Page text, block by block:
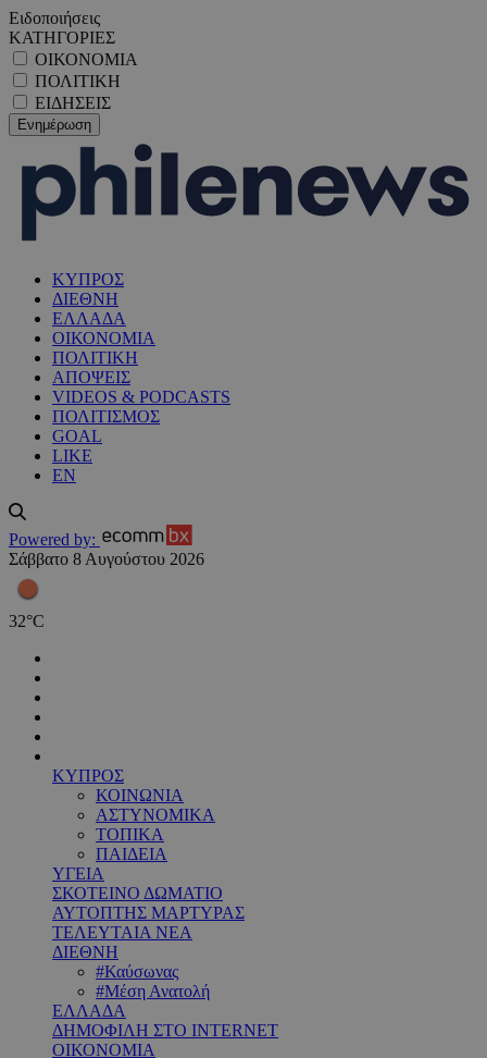
Ειδοποιήσεις
ΚΑΤΗΓΟΡΙΕΣ
ΟΙΚΟΝΟΜΙΑ
ΠΟΛΙΤΙΚΗ
ΕΙΔΗΣΕΙΣ
ΚΥΠΡΟΣ
ΔΙΕΘΝΗ
ΕΛΛΑΔΑ
ΟΙΚΟΝΟΜΙΑ
ΠΟΛΙΤΙΚΗ
ΑΠΟΨΕΙΣ
VIDEOS & PODCASTS
ΠΟΛΙΤΙΣΜΟΣ
GOAL
LIKE
EN
Powered by:
Σάββατο 8 Αυγούστου 2026
32°C
ΚΥΠΡΟΣ
ΚΟΙΝΩΝΙΑ
ΑΣΤΥΝΟΜΙΚΑ
ΤΟΠΙΚΑ
ΠΑΙΔΕΙΑ
ΥΓΕΙΑ
ΣΚΟΤΕΙΝΟ ΔΩΜΑΤΙΟ
ΑΥΤΟΠΤΗΣ ΜΑΡΤΥΡΑΣ
ΤΕΛΕΥΤΑΙΑ ΝΕΑ
ΔΙΕΘΝΗ
#Καύσωνας
#Μέση Ανατολή
ΕΛΛΑΔΑ
ΔΗΜΟΦΙΛΗ ΣΤΟ INTERNET
ΟΙΚΟΝΟΜΙΑ